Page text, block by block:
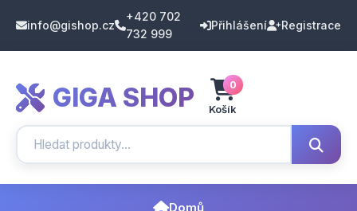
info@gishop.cz
+420 702
732 999
Přihlášení Registrace
GIGA SHOP 0
Košík
Domů